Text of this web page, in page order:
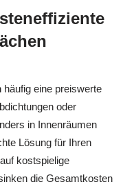
häufig eine preiswerte
oder
in Innenräumen
Lösung für Ihren
kostspielige
die Gesamtkosten